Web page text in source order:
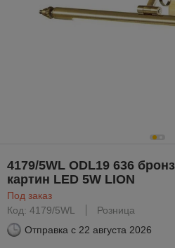
4179/5WL ODL19 636
картин LED 5W LION
Под заказ
Код: 4179/5WL
Розница
Отправка с 22 августа 2026